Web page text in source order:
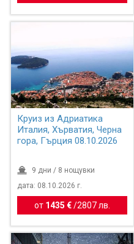
Круиз из Адриатика
Италия, Хърватия, Черна
гора, Гърция 08.10.2026
9 дни / 8 нощувки
дата: 08.10.2026 г.
от 1435 € /2807 лв.